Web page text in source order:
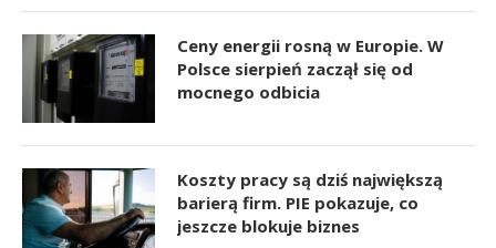
Ceny energii rosną w Europie. W
Polsce sierpień zaczął się od
mocnego odbicia
Koszty pracy są dziś największą
barierą firm. PIE pokazuje, co
jeszcze blokuje biznes